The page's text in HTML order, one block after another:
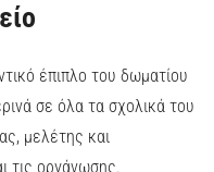
έπιπλο του δωματίου
σε όλα τα σχολικά του
μελέτης και
τις οργάνωσης.